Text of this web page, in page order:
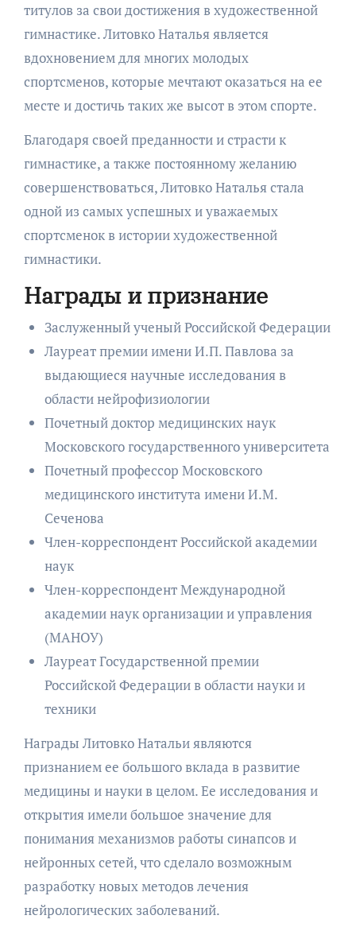
титулов за свои достижения в художественной
гимнастике. Литовко Наталья является
вдохновением для многих молодых
спортсменов, которые мечтают оказаться на ее
месте и достичь таких же высот в этом спорте.
Благодаря своей преданности и страсти к
гимнастике, а также постоянному желанию
совершенствоваться, Литовко Наталья стала
одной из самых успешных и уважаемых
спортсменок в истории художественной
гимнастики.
Награды и признание
Заслуженный ученый Российской Федерации
Лауреат премии имени И.П. Павлова за
выдающиеся научные исследования в
области нейрофизиологии
Почетный доктор медицинских наук
Московского государственного университета
Почетный профессор Московского
медицинского института имени И.М.
Сеченова
Член-корреспондент Российской академии
наук
Член-корреспондент Международной
академии наук организации и управления
(МАНОУ)
Лауреат Государственной премии
Российской Федерации в области науки и
техники
Награды Литовко Натальи являются
признанием ее большого вклада в развитие
медицины и науки в целом. Ее исследования и
открытия имели большое значение для
понимания механизмов работы синапсов и
нейронных сетей, что сделало возможным
разработку новых методов лечения
нейрологических заболеваний.